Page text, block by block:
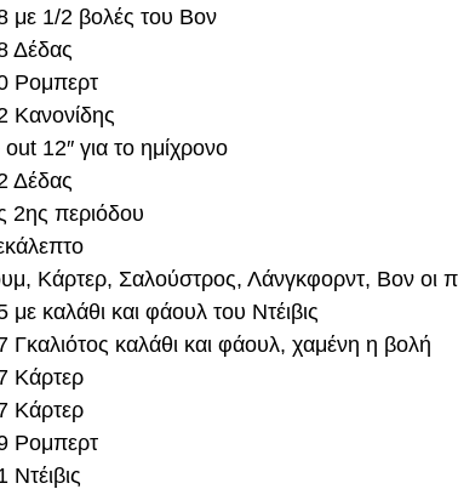
με 1/2 βολές του Βον
Δέδας
Ρομπερτ
Κανονίδης
12″ για το ημίχρονο
Δέδας
2ης περιόδου
Κάρτερ, Σαλούστρος, Λάνγκφορντ, Βον οι
με καλάθι και φάουλ του Ντέιβις
Γκαλιότος καλάθι και φάουλ, χαμένη η βολή
Κάρτερ
Κάρτερ
Ρομπερτ
Ντέιβις